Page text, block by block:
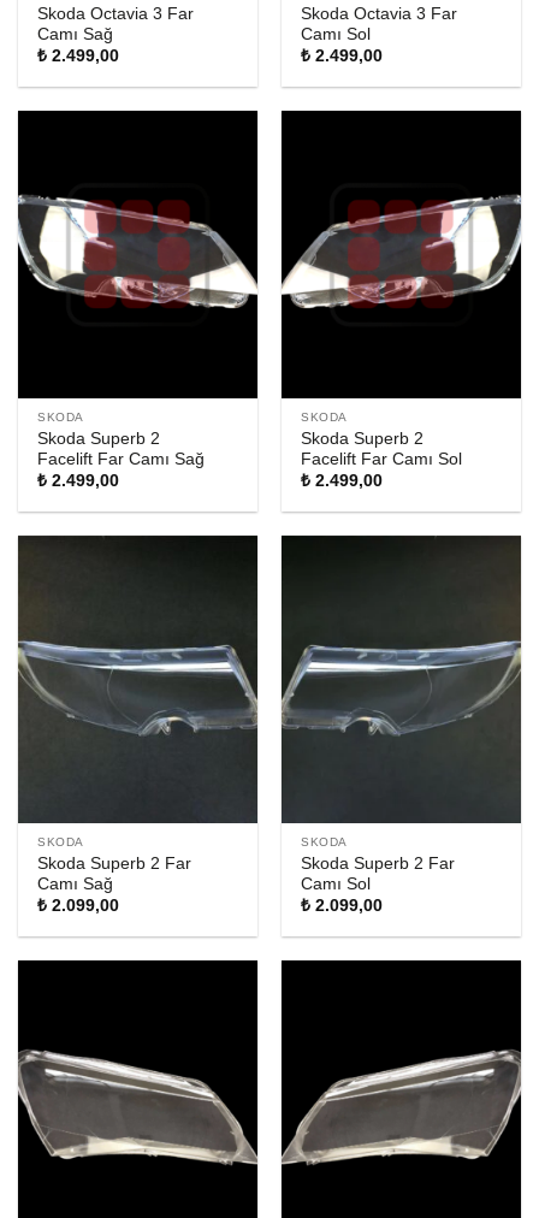
Skoda Octavia 3 Far
Camı Sağ
₺ 2.499,00
Skoda Octavia 3 Far
Camı Sol
₺ 2.499,00
SKODA
Skoda Superb 2
Facelift Far Camı Sağ
₺ 2.499,00
SKODA
Skoda Superb 2
Facelift Far Camı Sol
₺ 2.499,00
SKODA
Skoda Superb 2 Far
Camı Sağ
₺ 2.099,00
SKODA
Skoda Superb 2 Far
Camı Sol
₺ 2.099,00